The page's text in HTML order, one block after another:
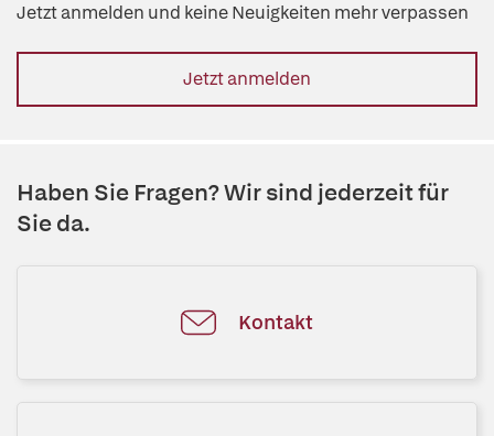
Jetzt anmelden und keine Neuigkeiten mehr verpassen
Jetzt anmelden
Haben Sie Fragen? Wir sind jederzeit für
Sie da.
Kontakt